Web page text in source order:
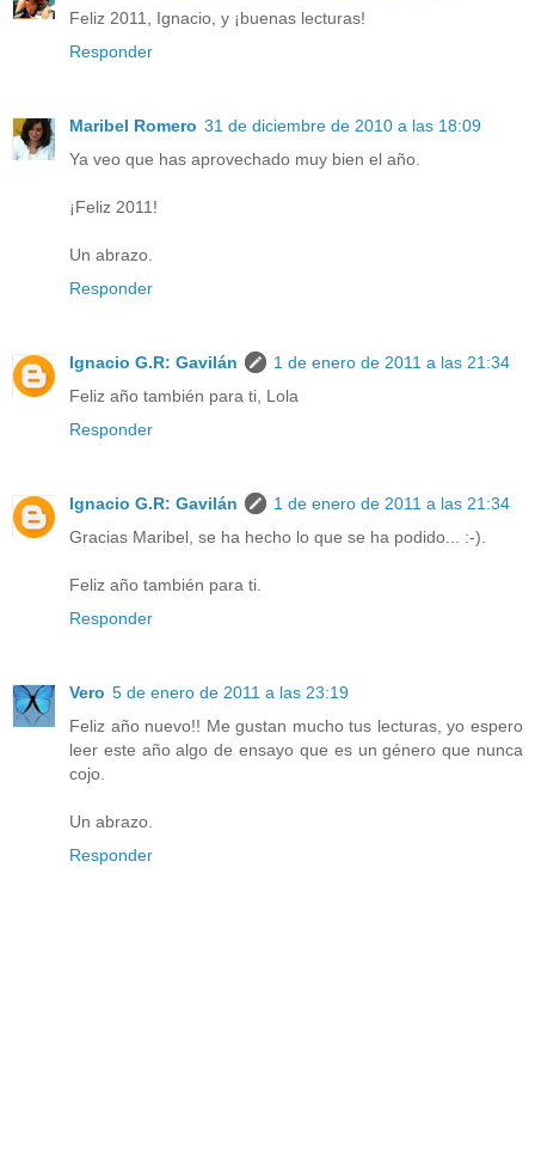
Feliz 2011, Ignacio, y ¡buenas lecturas!
Responder
Maribel Romero 31 de diciembre de 2010 a las 18:09
Ya veo que has aprovechado muy bien el año.
¡Feliz 2011!
Un abrazo.
Responder
Ignacio G.R: Gavilán
1 de enero de 2011 a las 21:34
Feliz año también para ti, Lola
Responder
Ignacio G.R: Gavilán
1 de enero de 2011 a las 21:34
Gracias Maribel, se ha hecho lo que se ha podido... :-).
Feliz año también para ti.
Responder
Vero 5 de enero de 2011 a las 23:19
Feliz año nuevo!! Me gustan mucho tus lecturas, yo espero
leer este año algo de ensayo que es un género que nunca
cojo.
Un abrazo.
Responder